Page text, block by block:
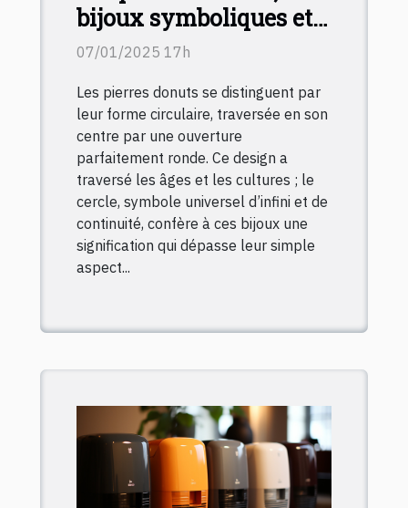
bijoux symboliques et
originaux
07/01/2025 17h
Les pierres donuts se distinguent par
leur forme circulaire, traversée en son
centre par une ouverture
parfaitement ronde. Ce design a
traversé les âges et les cultures ; le
cercle, symbole universel d’infini et de
continuité, confère à ces bijoux une
signification qui dépasse leur simple
aspect...